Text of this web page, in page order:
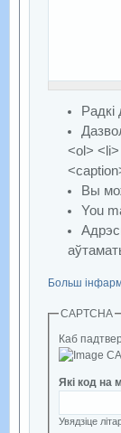
<ol>
Вы
You
Больш
CAPTCHA
Каб
Які код на
Увядзіце